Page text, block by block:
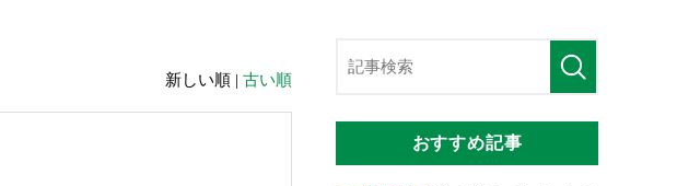
新しい順 | 古い順
おすすめ記事